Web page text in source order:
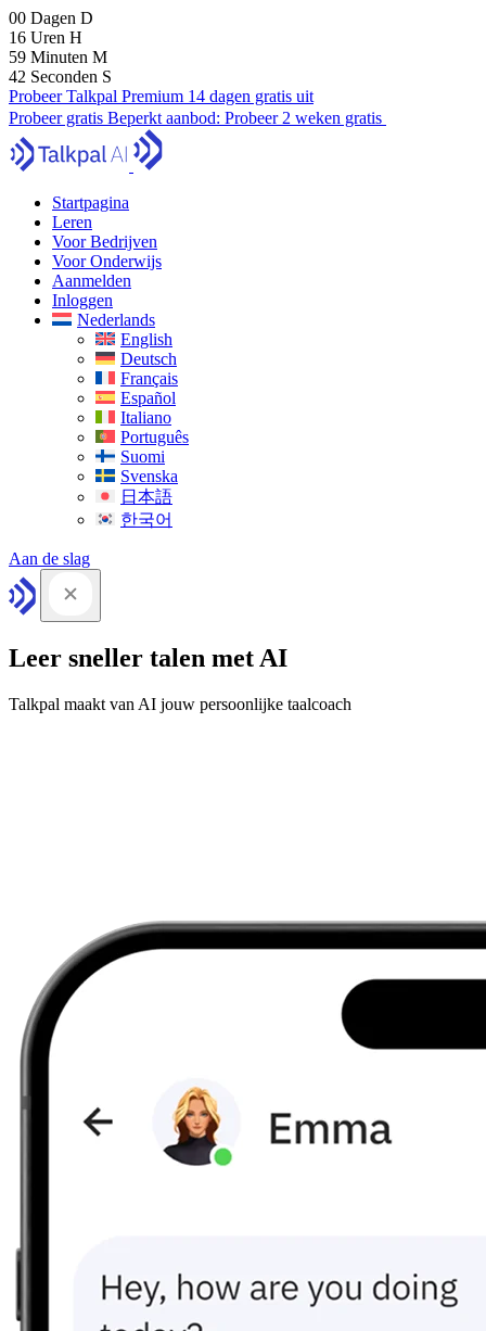
00 Dagen D
16 Uren H
59 Minuten M
40 Seconden S
Probeer Talkpal Premium 14 dagen gratis uit
Probeer gratis Beperkt aanbod: Probeer 2 weken gratis
Startpagina
Leren
Voor Bedrijven
Voor Onderwijs
Aanmelden
Inloggen
Nederlands
English
Deutsch
Français
Español
Italiano
Português
Suomi
Svenska
日本語
한국어
Aan de slag
Leer sneller talen met AI
Talkpal maakt van AI jouw persoonlijke taalcoach